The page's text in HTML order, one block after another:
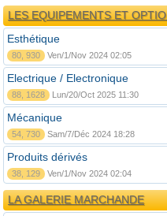
LES EQUIPEMENTS ET
Esthétique
80, 930 Ven/1/Nov 2024 02:05
Electrique / Electronique
88, 1628 Lun/20/Oct 2025 11:30
Mécanique
54, 730 Sam/7/Déc 2024 18:28
Produits dérivés
38, 129 Ven/1/Nov 2024 02:04
LA GALERIE MARCHANDE